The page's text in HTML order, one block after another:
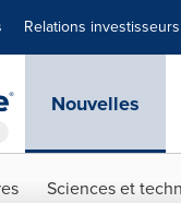
Relations investisseurs
Nouvelles
Sciences et